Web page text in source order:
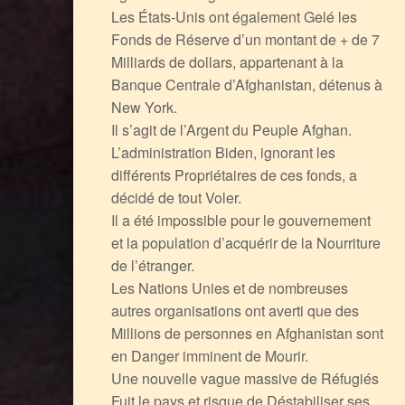
Les États-Unis ont également Gelé les
Fonds de Réserve d’un montant de + de 7
Milliards de dollars, appartenant à la
Banque Centrale d’Afghanistan, détenus à
New York.
Il s’agit de l’Argent du Peuple Afghan.
L’administration Biden, ignorant les
différents Propriétaires de ces fonds, a
décidé de tout Voler.
Il a été impossible pour le gouvernement
et la population d’acquérir de la Nourriture
de l’étranger.
Les Nations Unies et de nombreuses
autres organisations ont averti que des
Millions de personnes en Afghanistan sont
en Danger imminent de Mourir.
Une nouvelle vague massive de Réfugiés